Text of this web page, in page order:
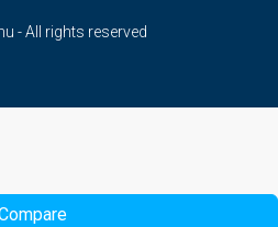
- All rights reserved